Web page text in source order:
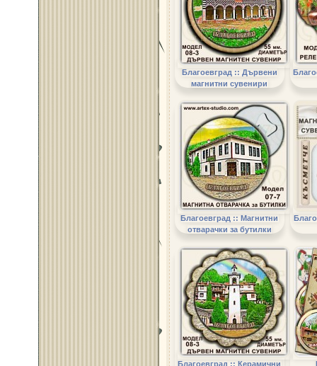
Благоевград :: Дървени
магнитни сувенири
Благоевград :: Магнитни
отварачки за бутилки
Благоевград :: Керамични